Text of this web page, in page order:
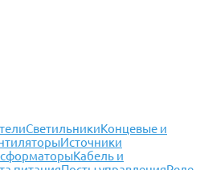
СветильникиКонцевые и
Источники
Кабель и